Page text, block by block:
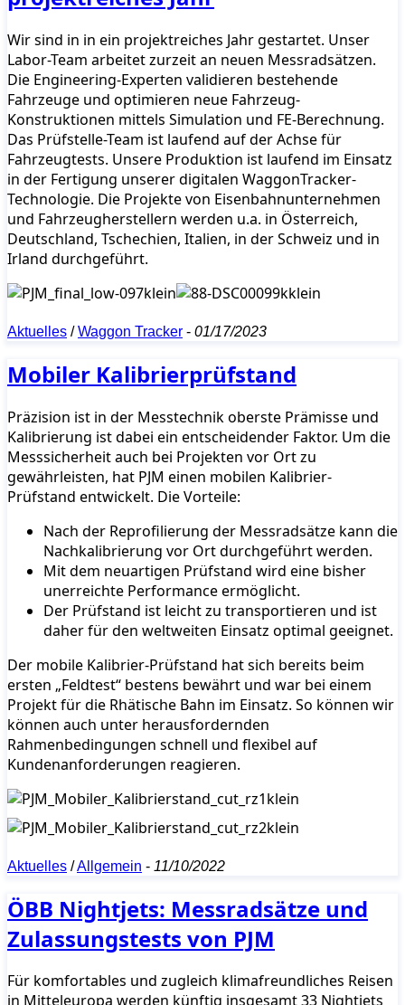
Wir sind in in ein projektreiches Jahr gestartet. Unser
Labor-Team arbeitet zurzeit an neuen Messradsätzen.
Die Engineering-Experten validieren bestehende
Fahrzeuge und optimieren neue Fahrzeug-
Konstruktionen mittels Simulation und FE-Berechnung.
Das Prüfstelle-Team ist laufend auf der Achse für
Fahrzeugtests. Unsere Produktion ist laufend im Einsatz
in der Fertigung unserer digitalen WaggonTracker-
Technologie. Die Projekte von Eisenbahnunternehmen
und Fahrzeugherstellern werden u.a. in Österreich,
Deutschland, Tschechien, Italien, in der Schweiz und in
Irland durchgeführt.
Aktuelles /Waggon Tracker - 01/17/2023
Mobiler Kalibrierprüfstand
Präzision ist in der Messtechnik oberste Prämisse und
Kalibrierung ist dabei ein entscheidender Faktor. Um die
Messsicherheit auch bei Projekten vor Ort zu
gewährleisten, hat PJM einen mobilen Kalibrier-
Prüfstand entwickelt. Die Vorteile:
Nach der Reprofilierung der Messradsätze kann die
Nachkalibrierung vor Ort durchgeführt werden.
Mit dem neuartigen Prüfstand wird eine bisher
unerreichte Performance ermöglicht.
Der Prüfstand ist leicht zu transportieren und ist
daher für den weltweiten Einsatz optimal geeignet.
Der mobile Kalibrier-Prüfstand hat sich bereits beim
ersten „Feldtest“ bestens bewährt und war bei einem
Projekt für die Rhätische Bahn im Einsatz. So können wir
können auch unter herausfordernden
Rahmenbedingungen schnell und flexibel auf
Kundenanforderungen reagieren.
Aktuelles /Allgemein - 11/10/2022
ÖBB Nightjets: Messradsätze und
Zulassungstests von PJM
Für komfortables und zugleich klimafreundliches Reisen
in Mitteleuropa werden künftig insgesamt 33 Nightjets